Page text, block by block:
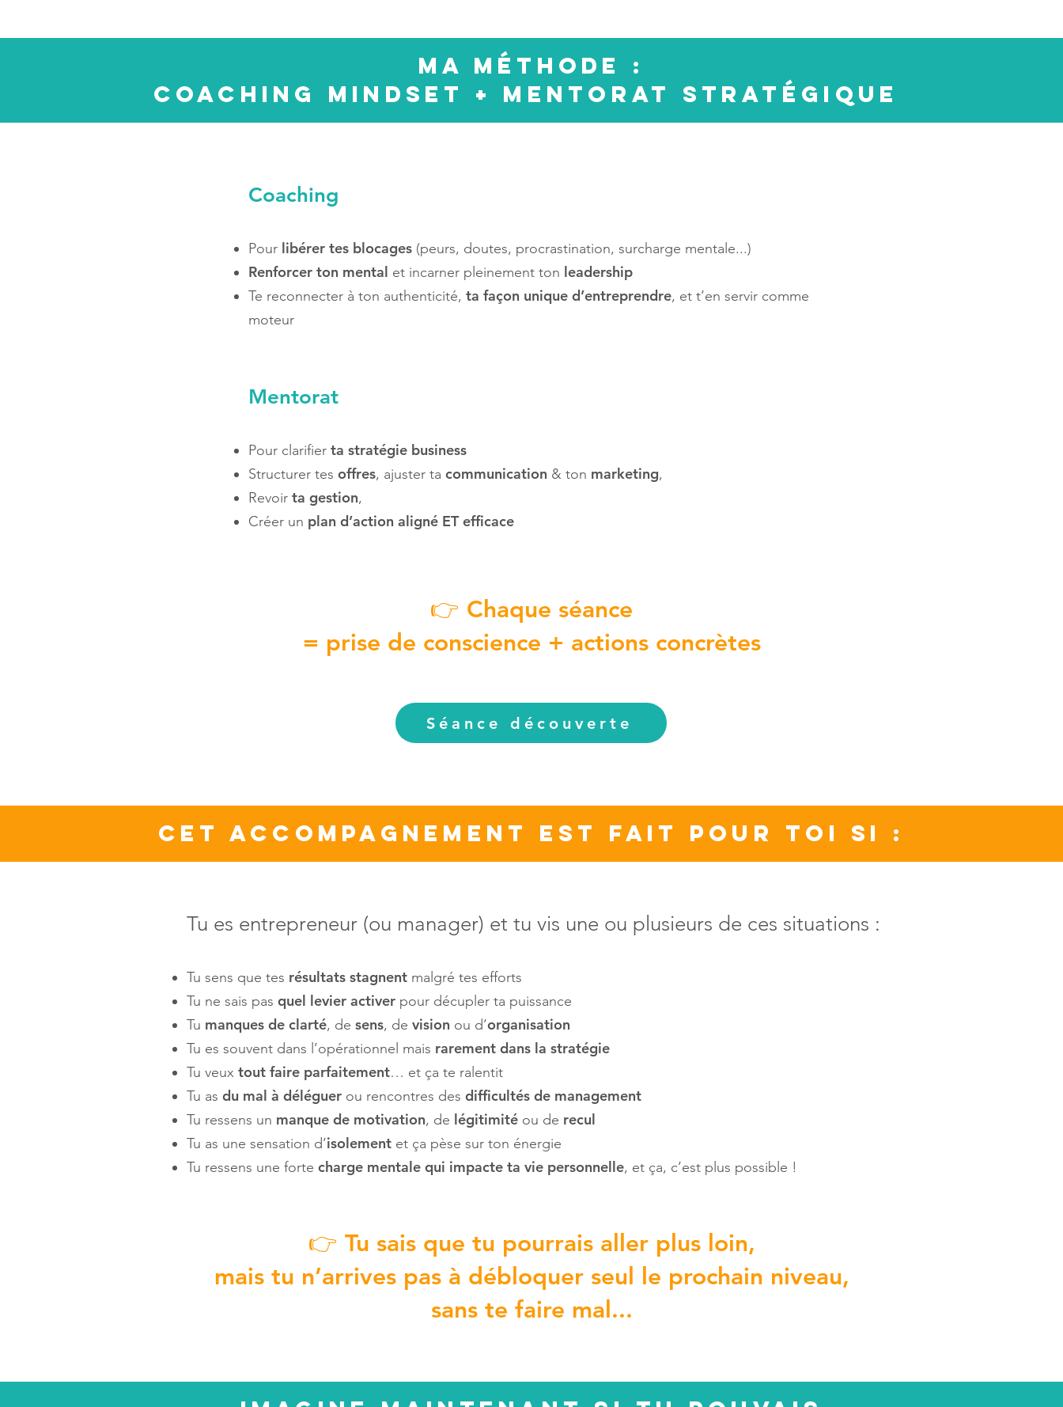
Ma méthode :
Coaching mindset + Mentorat stratégique
Coaching
Pour libérer tes blocages (peurs, doutes, procrastination, surcharge mentale...)
Renforcer ton mental et incarner pleinement ton leadership
Te reconnecter à ton authenticité, ta façon unique d’entreprendre, et t’en servir comme
moteur
Mentorat
Pour clarifier ta stratégie business
Structurer tes offres, ajuster ta communication & ton marketing,
Revoir ta gestion,
Créer un plan d’action aligné ET efficace
👉 Chaque séance
= prise de conscience + actions concrètes
Séance découverte
Cet accompagnement est fait pour toi si :
Tu es entrepreneur (ou manager) et tu vis une ou plusieurs de ces situations :
Tu sens que tes résultats stagnent malgré tes efforts
Tu ne sais pas quel levier activer pour décupler ta puissance
Tu manques de clarté, de sens, de vision ou d’organisation
Tu es souvent dans l’opérationnel mais rarement dans la stratégie
Tu veux tout faire parfaitement… et ça te ralentit
Tu as du mal à déléguer ou rencontres des difficultés de management
Tu ressens un manque de motivation, de légitimité ou de recul
Tu as une sensation d’isolement et ça pèse sur ton énergie
Tu ressens une forte charge mentale qui impacte ta vie personnelle, et ça, c’est plus possible !
👉 Tu sais que tu pourrais aller plus loin,
mais tu n’arrives pas à débloquer seul le prochain niveau,
sans te faire mal...